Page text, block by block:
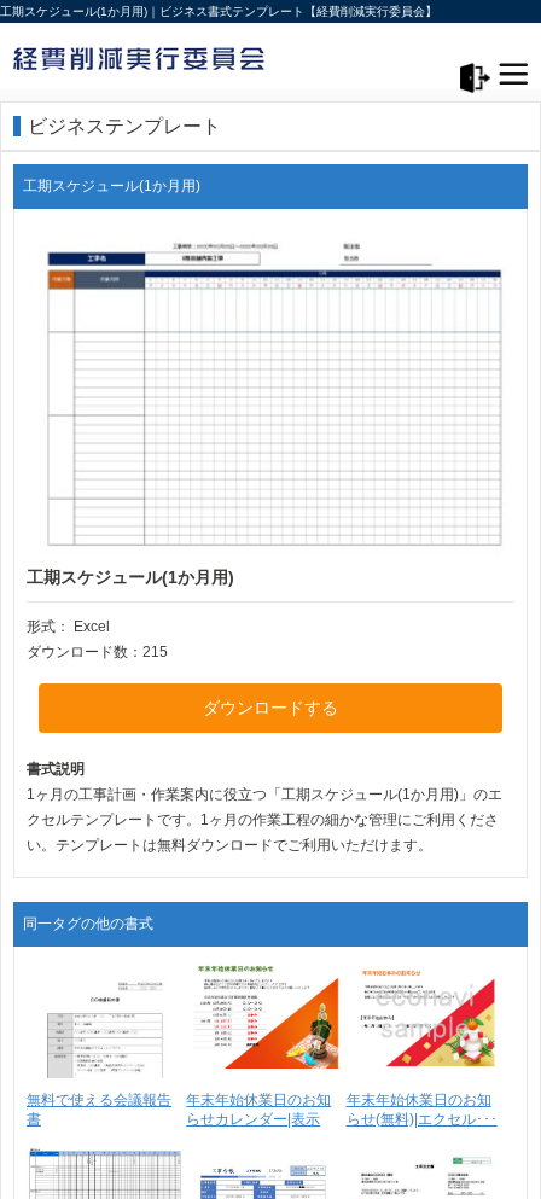
工期スケジュール(1か月用)｜ビジネス書式テンプレート【経費削減実行委員会】
ビジネステンプレート
工期スケジュール(1か月用)
工期スケジュール(1か月用)
形式：
Excel
ダウンロード数：215
ダウンロードする
書式説明
1ヶ月の工事計画・作業案内に役立つ「工期スケジュール(1か月用)」のエ
クセルテンプレートです。1ヶ月の作業工程の細かな管理にご利用くださ
い。テンプレートは無料ダウンロードでご利用いただけます。
同一タグの他の書式
無料で使える会議報告
書
年末年始休業日のお知
らせカレンダー|表示
年末年始休業日のお知
らせ(無料)|エクセル･･･